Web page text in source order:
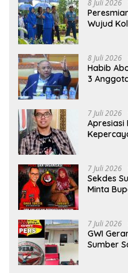
8 Juli 2026
Wujud
8 Juli 2026
Habib
3
7 Juli 2026
Apresiasi
7 Juli 2026
Sekdes
Minta
7 Juli 2026
GWI
Sumber